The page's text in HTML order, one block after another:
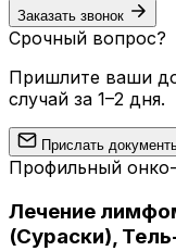
Заказать звонок
Срочный вопрос?
Пришлите ваши
случай за 1–2 дня.
Прислать
Профильный
Лечение
(Сураски),